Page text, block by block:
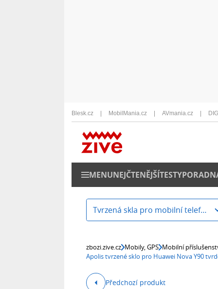
Blesk.cz MobilMania.cz AVmania.cz
MENUNEJČTENĚJŠÍTESTY
Tvrzená skla pro mobilní telefony
zbozi.zive.cz Mobily, GPS Mobilní
Apolis tvrzené sklo pro Huawei Nova Y90
Předchozí produkt